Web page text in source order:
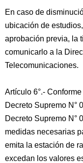
En caso de
ubicación de
aprobación previa, la
comunicarlo a la
Telecomunicaciones.
Artículo 6°.-
Decreto Supremo N°
Decreto Supremo N°
medidas necesarias
emita la estación de
excedan los valores